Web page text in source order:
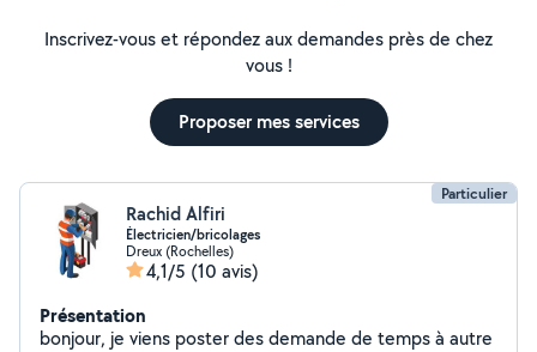
Inscrivez-vous et répondez aux demandes près de chez
vous !
Proposer mes services
Particulier
Rachid Alfiri
Électricien/bricolages
Dreux (Rochelles)
4,1/5 (10 avis)
Présentation
bonjour, je viens poster des demande de temps à autre